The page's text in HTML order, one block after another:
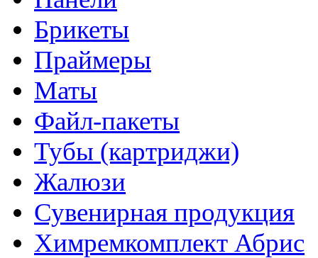
Брикеты
Праймеры
Маты
Файл-пакеты
Тубы (картриджи)
Жалюзи
Сувенирная продукция
Химремкомплект Абрис